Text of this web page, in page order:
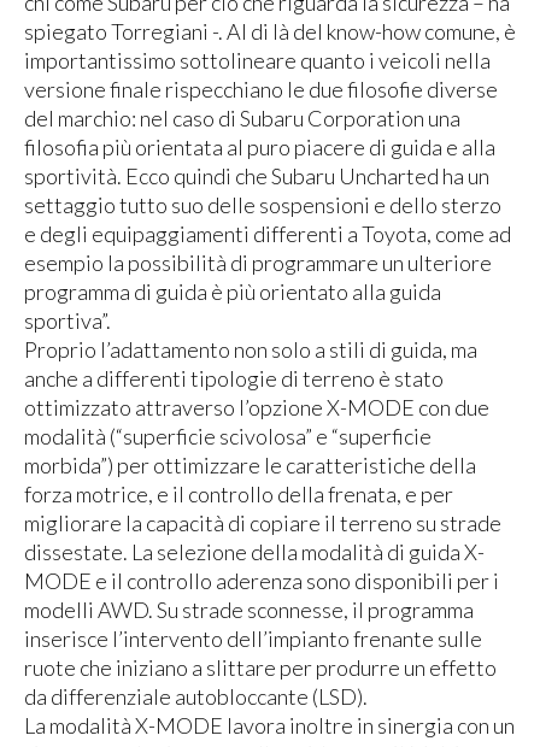
spiegato Torregiani -. Al di là del know-how comune, è
importantissimo sottolineare quanto i veicoli nella
versione finale rispecchiano le due filosofie diverse
del marchio: nel caso di Subaru Corporation una
filosofia più orientata al puro piacere di guida e alla
sportività. Ecco quindi che Subaru Uncharted ha un
settaggio tutto suo delle sospensioni e dello sterzo
e degli equipaggiamenti differenti a Toyota, come ad
esempio la possibilità di programmare un ulteriore
programma di guida è più orientato alla guida
sportiva”.
Proprio l’adattamento non solo a stili di guida, ma
anche a differenti tipologie di terreno è stato
ottimizzato attraverso l’opzione X-MODE con due
modalità (“superficie scivolosa” e “superficie
morbida”) per ottimizzare le caratteristiche della
forza motrice, e il controllo della frenata, e per
migliorare la capacità di copiare il terreno su strade
dissestate. La selezione della modalità di guida X-
MODE e il controllo aderenza sono disponibili per i
modelli AWD. Su strade sconnesse, il programma
inserisce l’intervento dell’impianto frenante sulle
ruote che iniziano a slittare per produrre un effetto
da differenziale autobloccante (LSD).
La modalità X-MODE lavora inoltre in sinergia con un